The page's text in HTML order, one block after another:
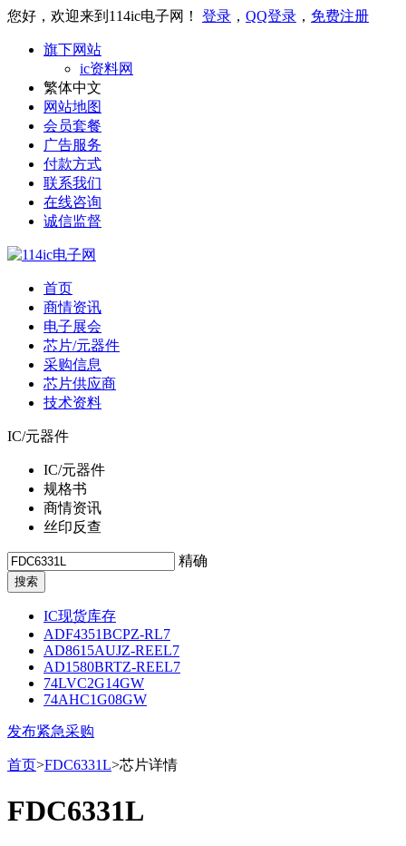
您好，欢迎来到114ic电子网！ 登录 ， QQ登录 ， 免费注册
旗下网站
ic资料网
繁体中文
网站地图
会员套餐
广告服务
付款方式
联系我们
在线咨询
诚信监督
首页
商情资讯
电子展会
芯片/元器件
采购信息
芯片供应商
技术资料
IC/元器件
IC/元器件
规格书
商情资讯
丝印反查
精确
IC现货库存
ADF4351BCPZ-RL7
AD8615AUJZ-REEL7
AD1580BRTZ-REEL7
74LVC2G14GW
74AHC1G08GW
发布紧急采购
首页>FDC6331L>芯片详情
FDC6331L